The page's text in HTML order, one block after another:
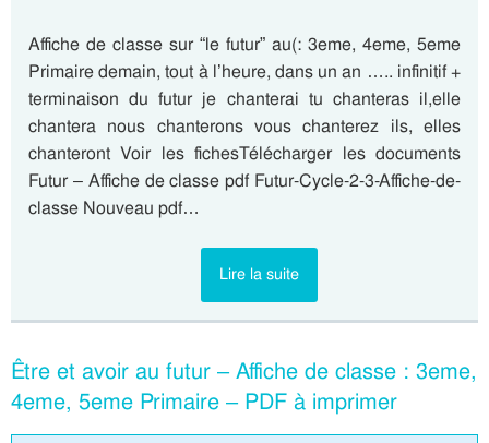
Affiche de classe sur “le futur” au(: 3eme, 4eme, 5eme
Primaire demain, tout à l’heure, dans un an ….. infinitif +
terminaison du futur je chanterai tu chanteras il,elle
chantera nous chanterons vous chanterez ils, elles
chanteront Voir les fichesTélécharger les documents
Futur – Affiche de classe pdf Futur-Cycle-2-3-Affiche-de-
classe Nouveau pdf…
Lire la suite
Être et avoir au futur – Affiche de classe : 3eme,
4eme, 5eme Primaire – PDF à imprimer